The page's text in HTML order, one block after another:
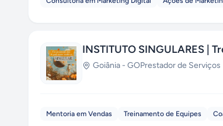
INSTITUTO SINGULARES |
Goiânia - GOPrestador de Serviços
Mentoria em Vendas Treinamento de Equipes